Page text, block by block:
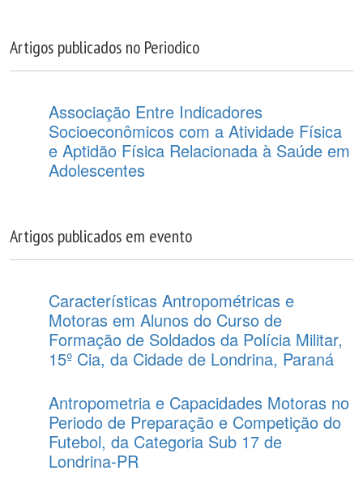
Artigos publicados no Periodico
Associação Entre Indicadores
Socioeconômicos com a Atividade Física
e Aptidão Física Relacionada à Saúde em
Adolescentes
Artigos publicados em evento
Características Antropométricas e
Motoras em Alunos do Curso de
Formação de Soldados da Polícia Militar,
15º Cia, da Cidade de Londrina, Paraná
Antropometria e Capacidades Motoras no
Periodo de Preparação e Competição do
Futebol, da Categoria Sub 17 de
Londrina-PR